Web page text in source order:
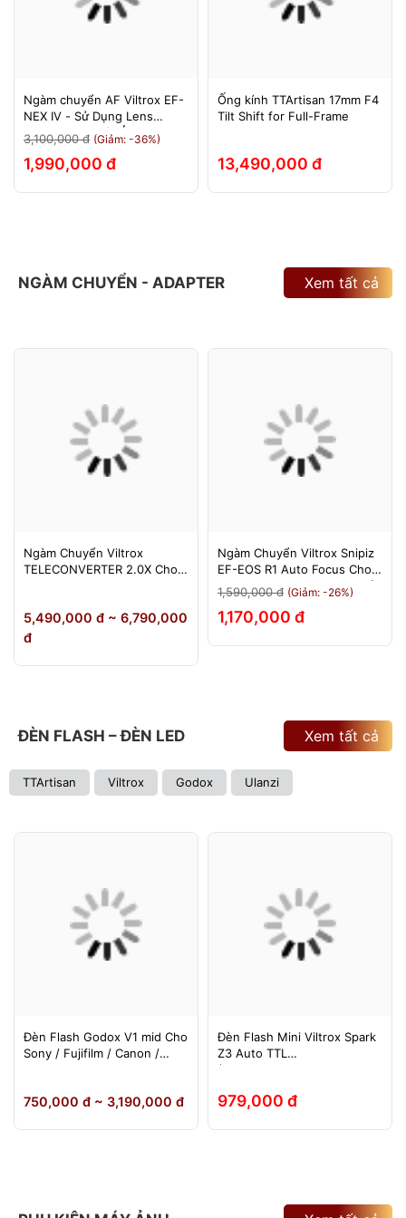
Ngàm chuyển AF Viltrox EF-
NEX IV - Sử Dụng Lens
Canon Trên Máy Ảnh Sony
E-Mount - Bảo Hành 12
Tháng.
3,100,000 đ (Giảm: -36%)
1,990,000 đ
Ống kính TTArtisan 17mm F4
Tilt Shift for Full-Frame
13,490,000 đ
NGÀM CHUYỂN - ADAPTER Xem tất cả
Ngàm Chuyển Viltrox
TELECONVERTER 2.0X Cho
Tháng
5,490,000 đ ~ 6,790,000
đ
Ngàm Chuyển Viltrox Snipiz
EF-EOS R1 Auto Focus Cho
Canon EOS R/RP/R5/R6 - Bảo
Hành 12 Tháng 1 Đổi 1
1,590,000 đ (Giảm: -26%)
1,170,000 đ
ĐÈN FLASH – ĐÈN LED
TTArtisan Viltrox Godox Ulanzi
Xem tất cả
Đèn Flash Godox V1 mid Cho
Sony / Fujifilm / Canon /
750,000 đ ~ 3,190,000 đ
Đèn Flash Mini Viltrox Spark
Z3 Auto TTL
(Fuji/Sony/Canon/Nikon)
979,000 đ